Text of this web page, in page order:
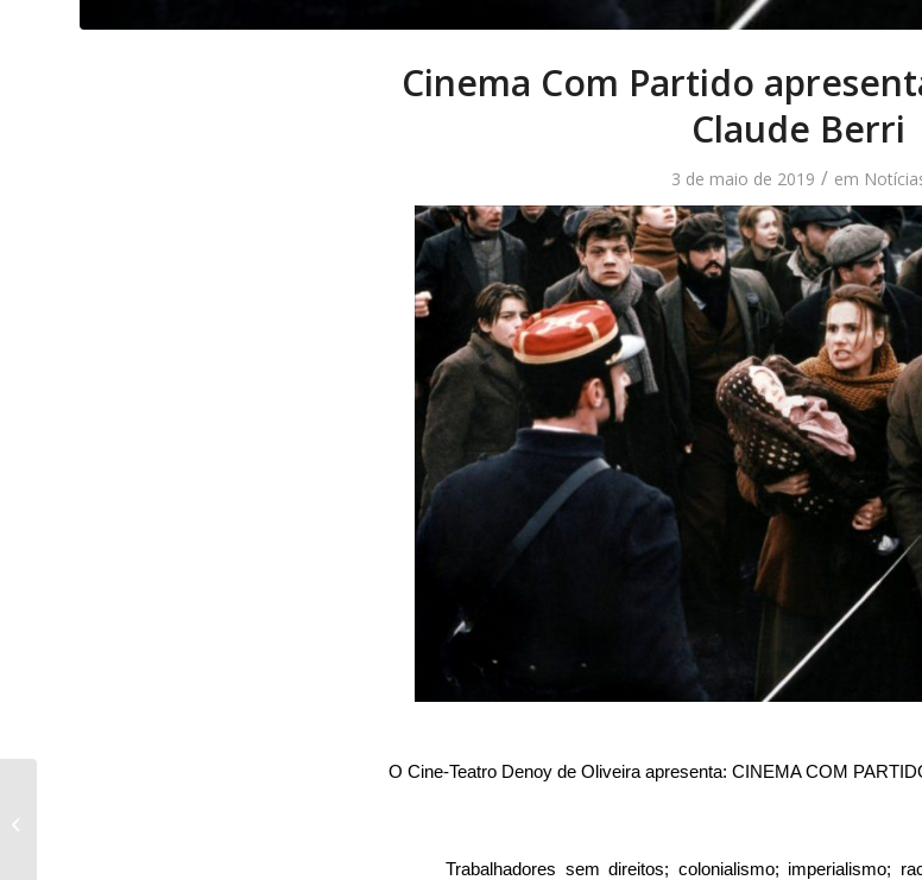
Cinema Com Partido
Claude Berri
3 de maio de 2019 / em
O Cine-Teatro Denoy de Oliveira apresenta: CINEMA COM
Trabalhadores sem direitos; colonialismo; imperialismo;